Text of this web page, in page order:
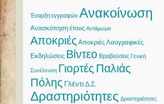
Έναρξη εγγραφών Ανακοίνωση
Ανασκόπηση έτους Αντάμωμα
Αποκριές Αποκριές Λαογραφικές
Εκδηλώσεις Βίντεο Βραβεύσεις Γενική
Συνέλευση Γιορτές Παλιάς
Πόλης ΓλέντιΔ.Σ.
Δραστηριότητες Δραστηριότητες